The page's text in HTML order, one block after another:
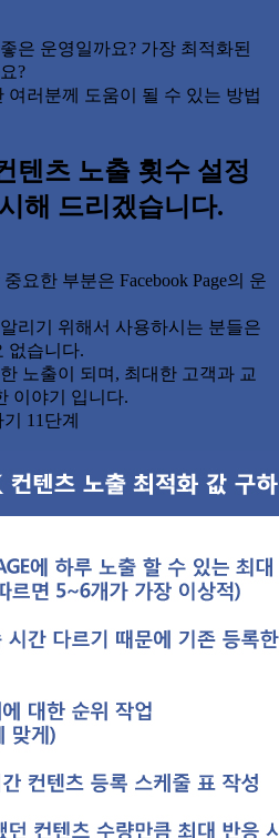
은 운영일까요? 가장 최적화된
?
여러분께 도움이 될 수 있는 방법
텐츠 노출 횟수 설정
해 드리겠습니다.
요한 부분은 Facebook Page의 운
리기 위해서 사용하시는 분들은
없습니다.
노출이 되며, 최대한 고객과 교
이야기 입니다.
11단계